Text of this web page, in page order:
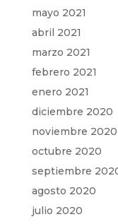
mayo 2021
abril 2021
marzo 2021
febrero 2021
enero 2021
diciembre 2020
noviembre 2020
octubre 2020
septiembre
agosto 2020
julio 2020